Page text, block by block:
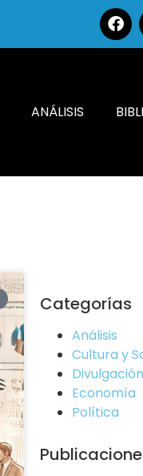
ANÁLISIS
Categorías
Análisis
Cultura y
Divulgación
Economía
Política